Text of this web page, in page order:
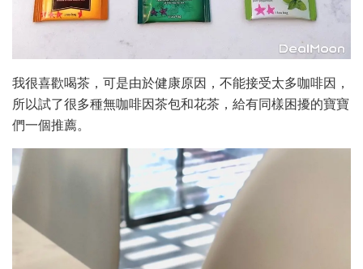
我很喜歡喝茶，可是由於健康原因，不能接受太多咖啡因，
所以試了很多種無咖啡因茶包和花茶，給有同樣困擾的寶寶
們一個推薦。